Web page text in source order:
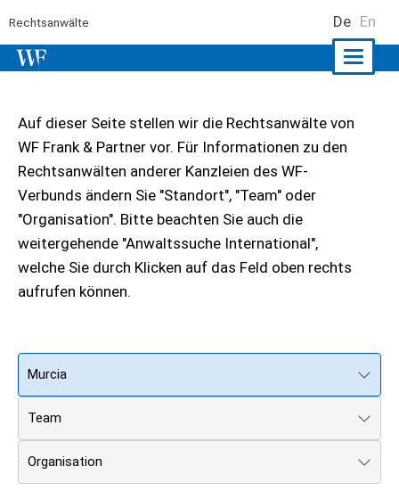
Rechtsanwälte De En
Auf dieser Seite stellen wir die Rechtsanwälte von
WF Frank & Partner vor. Für Informationen zu den
Rechtsanwälten anderer Kanzleien des WF-
Verbunds ändern Sie "Standort", "Team" oder
"Organisation". Bitte beachten Sie auch die
weitergehende "Anwaltssuche International",
welche Sie durch Klicken auf das Feld oben rechts
aufrufen können.
Murcia
Team
Organisation